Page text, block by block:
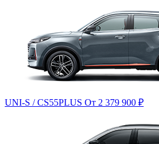
UNI-S / CS55PLUS От 2 379 900 ₽